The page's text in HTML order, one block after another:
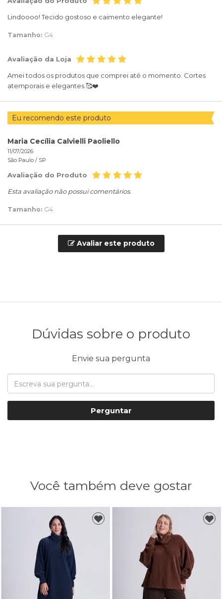
Lindoooo! Tecido gostoso e caimento elegante!
Tamanho: G4
Avaliação da Loja
Amei todos os produtos que comprei até o momento. Cortes
atemporais e elegantes.🥰❤️
Eu recomendo este produto
Maria Cecília Calvielli Paoliello
11/07/2026
São Paulo / SP
Avaliação do Produto
Esta avaliação não possui comentários.
Tamanho: G4
Avaliar este produto
Dúvidas sobre o produto
Envie sua pergunta
Perguntar
Você também deve gostar